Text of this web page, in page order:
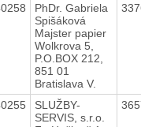
PhDr. Gabriela
Spišáková
Majster papier
Wolkrova 5,
P.O.BOX 212,
851 01
Bratislava V.
SLUŽBY-
SERVIS, s.r.o.